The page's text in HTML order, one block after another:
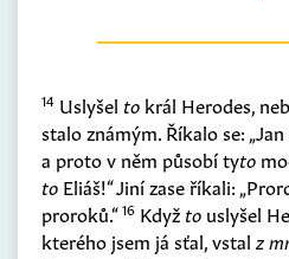
14 Uslyšel to král Herodes,
stalo známým. Říkalo se:
a proto v něm působí tyto
to Eliáš!“ Jiní zase říkali:
proroků.“16 Když to uslyšel
kterého jsem já sťal, vstal z